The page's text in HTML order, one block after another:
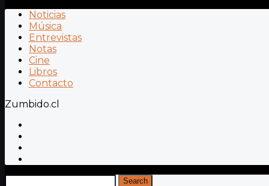
Noticias
Música
Entrevistas
Notas
Cine
Libros
Contacto
Zumbido.cl
Search